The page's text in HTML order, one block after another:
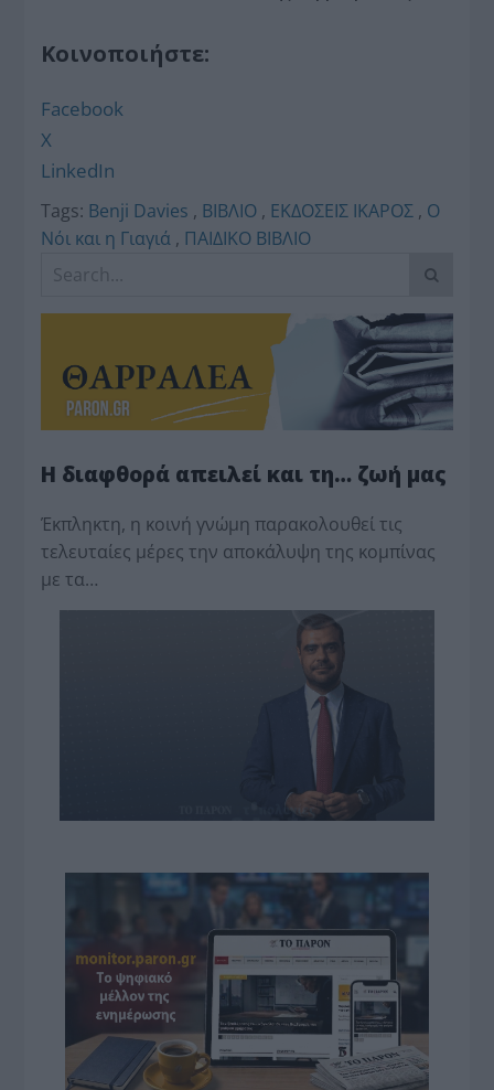
Κοινοποιήστε:
Facebook
X
LinkedIn
Tags: Benji Davies , ΒΙΒΛΙΟ , ΕΚΔΟΣΕΙΣ ΙΚΑΡΟΣ , Ο
Νόι και η Γιαγιά , ΠΑΙΔΙΚΟ ΒΙΒΛΙΟ
Η διαφθορά απειλεί και τη… ζωή μας
Έκπληκτη, η κοινή γνώμη παρακολουθεί τις
τελευταίες μέρες την αποκάλυψη της κο­μπίνας
με τα…